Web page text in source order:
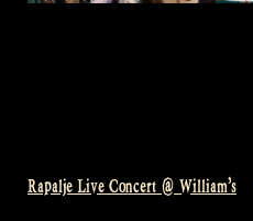
Bericht
Rapalje Live Concert @ William’s